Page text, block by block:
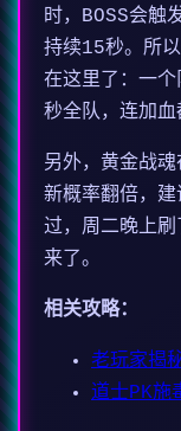
时，BOSS会触
持续15秒。所
在这里了：一个
秒全队，连加血
另外，黄金战
新概率翻倍，
过，周二晚上
来了。
相关攻略：
老玩家揭
道士PK施